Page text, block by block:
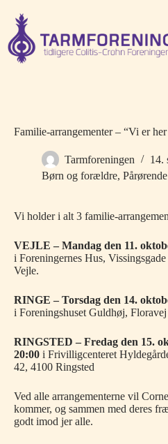
indhold
Familie-arrangementer – “Vi er
Tarmforeningen
14.
Børn og forældre, Pårørende
Vi holder i alt 3 familie-
VEJLE – Mandag den 11.
i Foreningernes Hus,
Vejle.
RINGE – Torsdag den 14.
i Foreningshuset Guldhøj,
RINGSTED – Fredag den 15.
20:00 i Frivilligcenteret
42, 4100 Ringsted
Ved alle arrangementerne vil
kommer, og sammen med deres
godt imod jer alle.